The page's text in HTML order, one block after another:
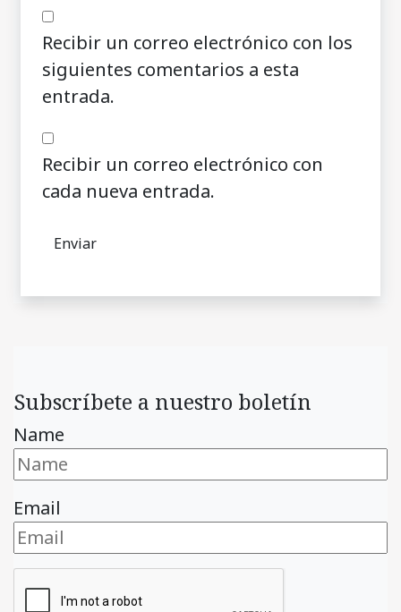
Recibir un correo electrónico con los
siguientes comentarios a esta
entrada.
Recibir un correo electrónico con
cada nueva entrada.
Subscríbete a nuestro boletín
Name
Email